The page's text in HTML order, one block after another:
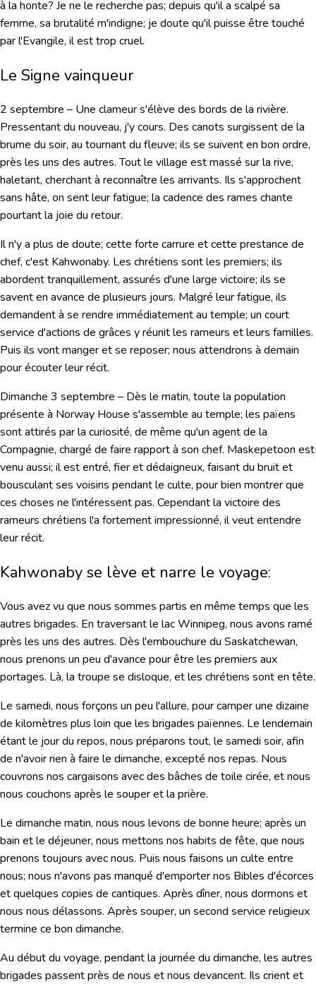
à la honte? Je ne le recherche pas; depuis qu'il a scalpé sa
femme, sa brutalité m'indigne; je doute qu'il puisse être touché
par l'Evangile, il est trop cruel.
Le Signe vainqueur
2 septembre – Une clameur s'élève des bords de la rivière.
Pressentant du nouveau, j'y cours. Des canots surgissent de la
brume du soir, au tournant du fleuve; ils se suivent en bon ordre,
près les uns des autres. Tout le village est massé sur la rive,
haletant, cherchant à reconnaître les arrivants. Ils s'approchent
sans hâte, on sent leur fatigue; la cadence des rames chante
pourtant la joie du retour.
Il n'y a plus de doute; cette forte carrure et cette prestance de
chef, c'est Kahwonaby. Les chrétiens sont les premiers; ils
abordent tranquillement, assurés d'une large victoire; ils se
savent en avance de plusieurs jours. Malgré leur fatigue, ils
demandent à se rendre immédiatement au temple; un court
service d'actions de grâces y réunit les rameurs et leurs familles.
Puis ils vont manger et se reposer; nous attendrons à demain
pour écouter leur récit.
Dimanche 3 septembre – Dès le matin, toute la population
présente à Norway House s'assemble au temple; les païens
sont attirés par la curiosité, de même qu'un agent de la
Compagnie, chargé de faire rapport à son chef. Maskepetoon est
venu aussi; il est entré, fier et dédaigneux, faisant du bruit et
bousculant ses voisins pendant le culte, pour bien montrer que
ces choses ne l'intéressent pas. Cependant la victoire des
rameurs chrétiens l'a fortement impressionné, il veut entendre
leur récit.
Kahwonaby se lève et narre le voyage:
Vous avez vu que nous sommes partis en même temps que les
autres brigades. En traversant le lac Winnipeg, nous avons ramé
près les uns des autres. Dès l'embouchure du Saskatchewan,
nous prenons un peu d'avance pour être les premiers aux
portages. Là, la troupe se disloque, et les chrétiens sont en tête.
Le samedi, nous forçons un peu l'allure, pour camper une dizaine
de kilomètres plus loin que les brigades païennes. Le lendemain
étant le jour du repos, nous préparons tout, le samedi soir, afin
de n'avoir rien à faire le dimanche, excepté nos repas. Nous
couvrons nos cargaisons avec des bâches de toile cirée, et nous
nous couchons après le souper et la prière.
Le dimanche matin, nous nous levons de bonne heure; après un
bain et le déjeuner, nous mettons nos habits de fête, que nous
prenons toujours avec nous. Puis nous faisons un culte entre
nous; nous n'avons pas manqué d'emporter nos Bibles d'écorces
et quelques copies de cantiques. Après dîner, nous dormons et
nous nous délassons. Après souper, un second service religieux
termine ce bon dimanche.
Au début du voyage, pendant la journée du dimanche, les autres
brigades passent près de nous et nous devancent. Ils crient et